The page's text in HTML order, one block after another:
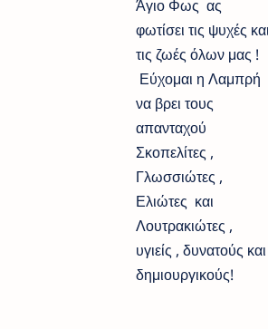
Άγιο Φως ας
φωτίσει τις ψυχές και
τις ζωές όλων μας !
Εύχομαι η Λαμπρή
να βρει τους
απανταχού
Σκοπελίτες ,
Γλωσσιώτες ,
Ελιώτες και
Λουτρακιώτες ,
υγιείς , δυνατούς και
δημιουργικούς!